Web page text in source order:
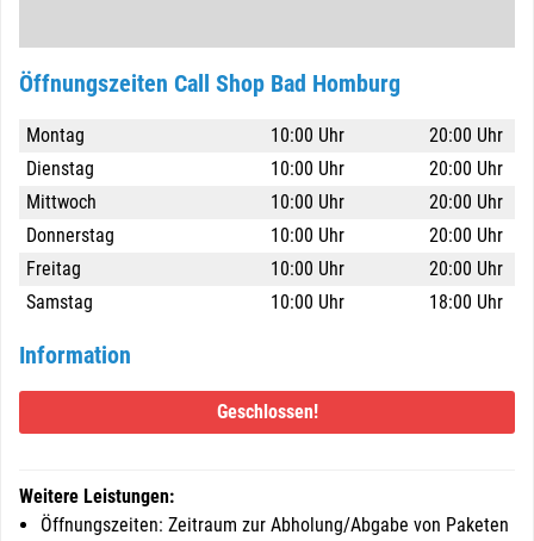
Öffnungszeiten Call Shop Bad Homburg
Montag 10:00 Uhr
20:00 Uhr
Dienstag
10:00 Uhr
20:00 Uhr
Mittwoch
10:00 Uhr
20:00 Uhr
Donnerstag
10:00 Uhr
20:00 Uhr
Freitag
10:00 Uhr
20:00 Uhr
Samstag
10:00 Uhr 18:00 Uhr
Information
Geschlossen!
Weitere Leistungen:
Öffnungszeiten: Zeitraum zur Abholung/Abgabe von Paketen